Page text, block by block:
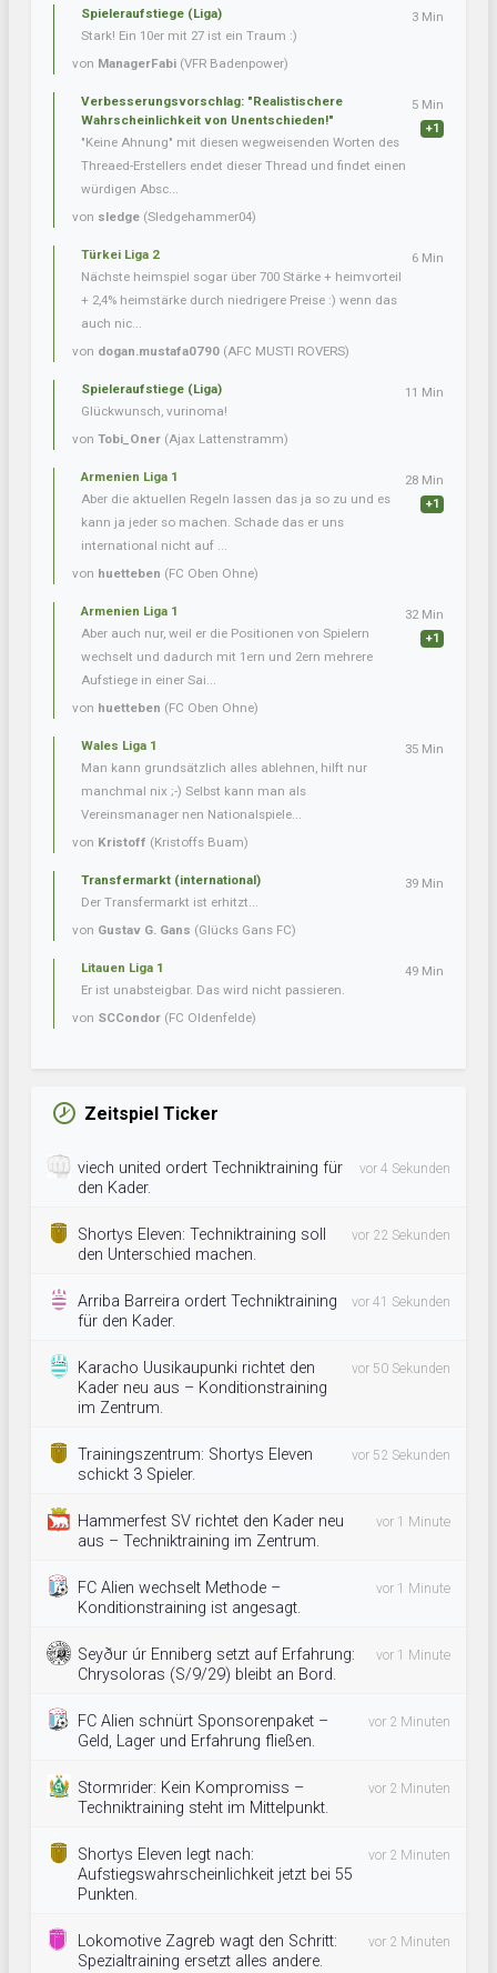
Spieleraufstiege (Liga)
Stark! Ein 10er mit 27 ist ein Traum :)
von ManagerFabi (VFR Badenpower)
3 Min
Verbesserungsvorschlag: "Realistischere
Wahrscheinlichkeit von Unentschieden!"
"Keine Ahnung" mit diesen wegweisenden Worten des
Threaed-Erstellers endet dieser Thread und findet einen
würdigen Absc...
von sledge (Sledgehammer04)
5 Min
+1
Türkei Liga 2
Nächste heimspiel sogar über 700 Stärke + heimvorteil
+ 2,4% heimstärke durch niedrigere Preise :) wenn das
auch nic...
von dogan.mustafa0790 (AFC MUSTI ROVERS)
6 Min
Spieleraufstiege (Liga)
Glückwunsch, vurinoma!
von Tobi_Oner (Ajax Lattenstramm)
11 Min
Armenien Liga 1
Aber die aktuellen Regeln lassen das ja so zu und es
kann ja jeder so machen. Schade das er uns
international nicht auf ...
von huetteben (FC Oben Ohne)
28 Min
+1
Armenien Liga 1
Aber auch nur, weil er die Positionen von Spielern
wechselt und dadurch mit 1ern und 2ern mehrere
Aufstiege in einer Sai...
von huetteben (FC Oben Ohne)
32 Min
+1
Wales Liga 1
Man kann grundsätzlich alles ablehnen, hilft nur
manchmal nix ;-) Selbst kann man als
Vereinsmanager nen Nationalspiele...
von Kristoff (Kristoffs Buam)
35 Min
Transfermarkt (international)
Der Transfermarkt ist erhitzt...
von Gustav G. Gans (Glücks Gans FC)
39 Min
Litauen Liga 1
Er ist unabsteigbar. Das wird nicht passieren.
von SCCondor (FC Oldenfelde)
49 Min
Zeitspiel Ticker
viech united ordert Techniktraining für
den Kader.
vor 4 Sekunden
Shortys Eleven: Techniktraining soll
den Unterschied machen.
vor 22 Sekunden
Arriba Barreira ordert Techniktraining
für den Kader.
vor 41 Sekunden
Karacho Uusikaupunki richtet den
Kader neu aus – Konditionstraining
im Zentrum.
vor 50 Sekunden
Trainingszentrum: Shortys Eleven
schickt 3 Spieler.
vor 52 Sekunden
Hammerfest SV richtet den Kader neu
aus – Techniktraining im Zentrum.
vor 1 Minute
FC Alien wechselt Methode –
Konditionstraining ist angesagt.
vor 1 Minute
Seyður úr Enniberg setzt auf Erfahrung:
Chrysoloras (S/9/29) bleibt an Bord.
vor 1 Minute
FC Alien schnürt Sponsorenpaket –
Geld, Lager und Erfahrung fließen.
vor 2 Minuten
Stormrider: Kein Kompromiss –
Techniktraining steht im Mittelpunkt.
vor 2 Minuten
Shortys Eleven legt nach:
Aufstiegswahrscheinlichkeit jetzt bei 55
Punkten.
vor 2 Minuten
Lokomotive Zagreb wagt den Schritt:
Spezialtraining ersetzt alles andere.
vor 2 Minuten